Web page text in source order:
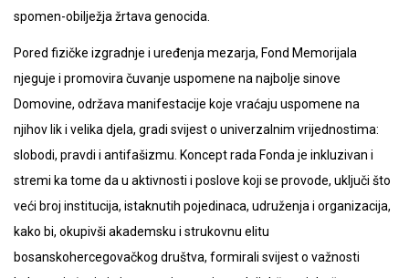
spomen-obilježja žrtava genocida.
Pored fizičke izgradnje i uređenja mezarja, Fond Memorijala
njeguje i promovira čuvanje uspomene na najbolje sinove
Domovine, održava manifestacije koje vraćaju uspomene na
njihov lik i velika djela, gradi svijest o univerzalnim vrijednostima:
slobodi, pravdi i antifašizmu. Koncept rada Fonda je inkluzivan i
stremi ka tome da u aktivnosti i poslove koji se provode, uključi što
veći broj institucija, istaknutih pojedinaca, udruženja i organizacija,
kako bi, okupivši akademsku i strukovnu elitu
bosanskohercegovačkog društva, formirali svijest o važnosti